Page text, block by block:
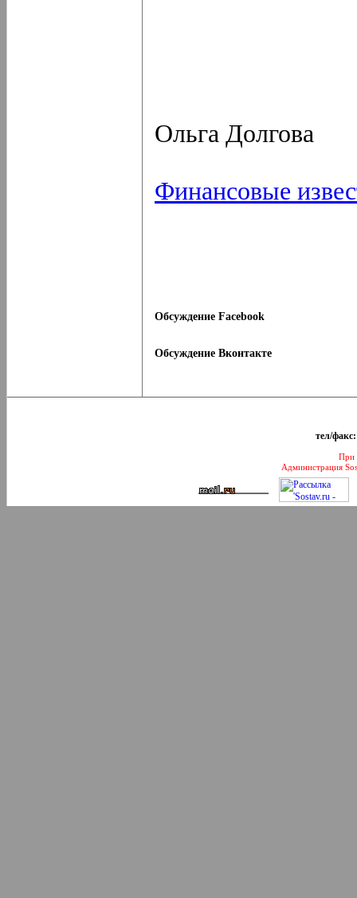
Ольга Долгова
Финансовые
Обсуждение Facebook
Обсуждение Вконтакте
тел/факс:
При
Администрация